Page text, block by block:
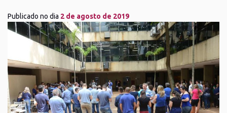
Publicado no dia 2 de agosto de 2019